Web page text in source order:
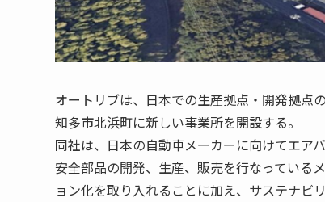
オートリブは、日本での生産拠点・開発拠点
知多市北浜町に新しい事業所を開設する。
同社は、日本の自動車メーカーに向けてエア
安全部品の開発、生産、販売を行なっている
ョン化を取り入れることに加え、サステナビ